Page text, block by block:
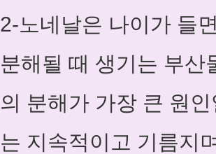
2-노네날은 나이가 들
분해될 때 생기는 부산
의 분해가 가장 큰 원
는 지속적이고 기름지